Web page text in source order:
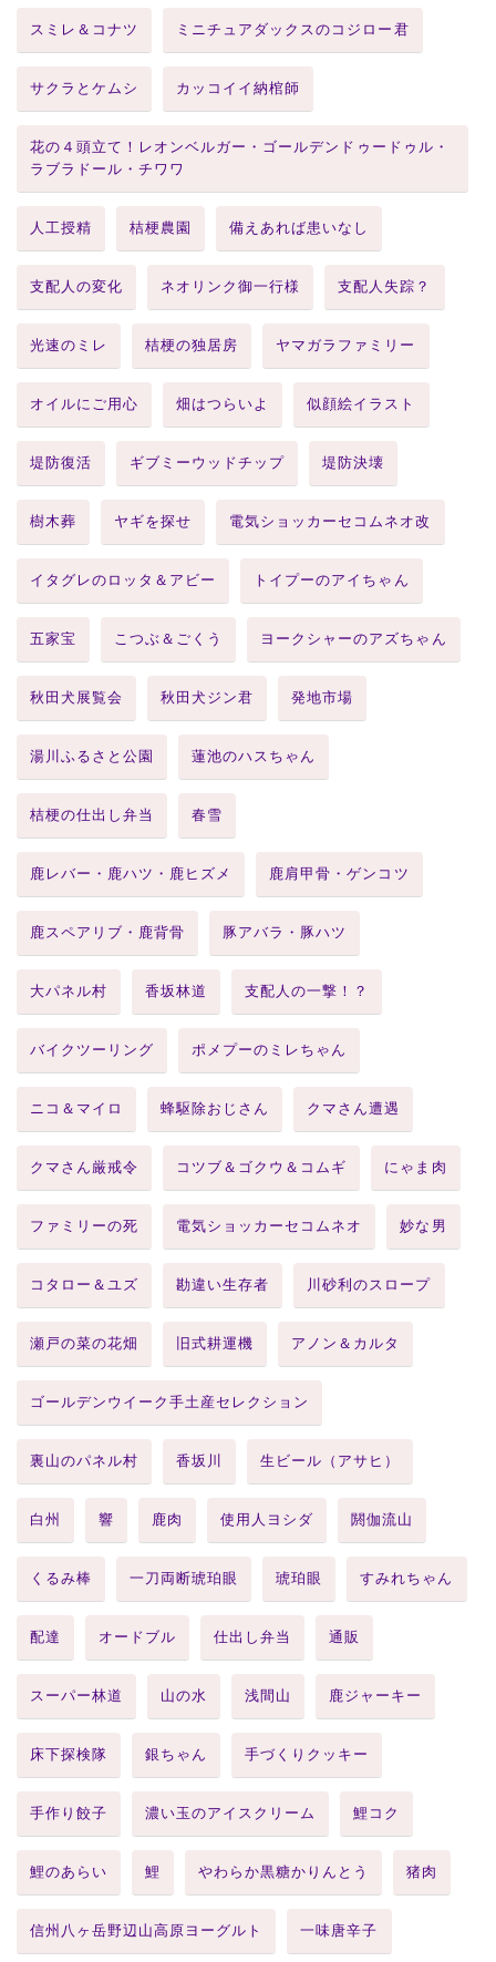
スミレ＆コナツ ミニチュアダックスのコジロー君
サクラとケムシ カッコイイ納棺師
花の４頭立て！レオンベルガー・ゴールデンドゥードゥル・
ラブラドール・チワワ
人工授精 桔梗農園 備えあれば患いなし
支配人の変化 ネオリンク御一行様 支配人失踪？
光速のミレ 桔梗の独居房 ヤマガラファミリー
オイルにご用心 畑はつらいよ 似顔絵イラスト
堤防復活 ギブミーウッドチップ 堤防決壊
樹木葬 ヤギを探せ 電気ショッカーセコムネオ改
イタグレのロッタ＆アビー トイプーのアイちゃん
五家宝 こつぶ＆ごくう ヨークシャーのアズちゃん
秋田犬展覧会 秋田犬ジン君 発地市場
湯川ふるさと公園 蓮池のハスちゃん
桔梗の仕出し弁当 春雪
鹿レバー・鹿ハツ・鹿ヒズメ 鹿肩甲骨・ゲンコツ
鹿スペアリブ・鹿背骨 豚アバラ・豚ハツ
大パネル村 香坂林道 支配人の一撃！？
バイクツーリング ポメプーのミレちゃん
ニコ＆マイロ 蜂駆除おじさん クマさん遭遇
クマさん厳戒令 コツブ＆ゴクウ＆コムギ にゃま肉
ファミリーの死 電気ショッカーセコムネオ 妙な男
コタロー＆ユズ 勘違い生存者 川砂利のスロープ
瀬戸の菜の花畑 旧式耕運機 アノン＆カルタ
ゴールデンウイーク手土産セレクション
裏山のパネル村 香坂川 生ビール（アサヒ）
白州 響 鹿肉 使用人ヨシダ 閼伽流山
くるみ棒 一刀両断琥珀眼 琥珀眼 すみれちゃん
配達 オードブル 仕出し弁当 通販
スーパー林道 山の水 浅間山 鹿ジャーキー
床下探検隊 銀ちゃん 手づくりクッキー
手作り餃子 濃い玉のアイスクリーム 鯉コク
鯉のあらい 鯉 やわらか黒糖かりんとう 猪肉
信州八ヶ岳野辺山高原ヨーグルト 一味唐辛子